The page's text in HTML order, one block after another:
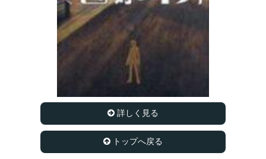
詳しく見る
トップへ戻る